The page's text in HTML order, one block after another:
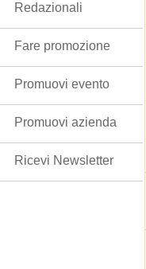
Redazionali
Fare promozione
Promuovi evento
Promuovi azienda
Ricevi Newsletter